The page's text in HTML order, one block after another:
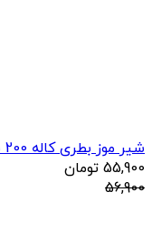
شیر موز بطری کاله 200 سی...
55,900 تومان
56,900